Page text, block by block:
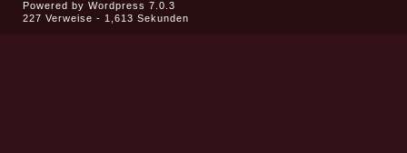
Powered by Wordpress 7.0.3
227 Verweise - 1,613 Sekunden